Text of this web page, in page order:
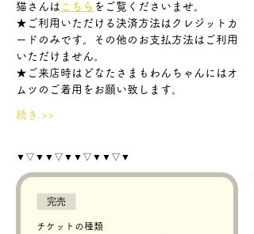
猫さんは こちら をご覧くださいませ。
★ご利用いただける決済方法はクレジットカ
ードのみです。その他のお支払方法はご利用
いただけません。
★ご来店時はどなたさまもわんちゃんにはオ
ムツのご着用をお願い致します。
続き >>
▼▽▼▼▽▼▼▽▼▼▽▼
完売
チケットの種類